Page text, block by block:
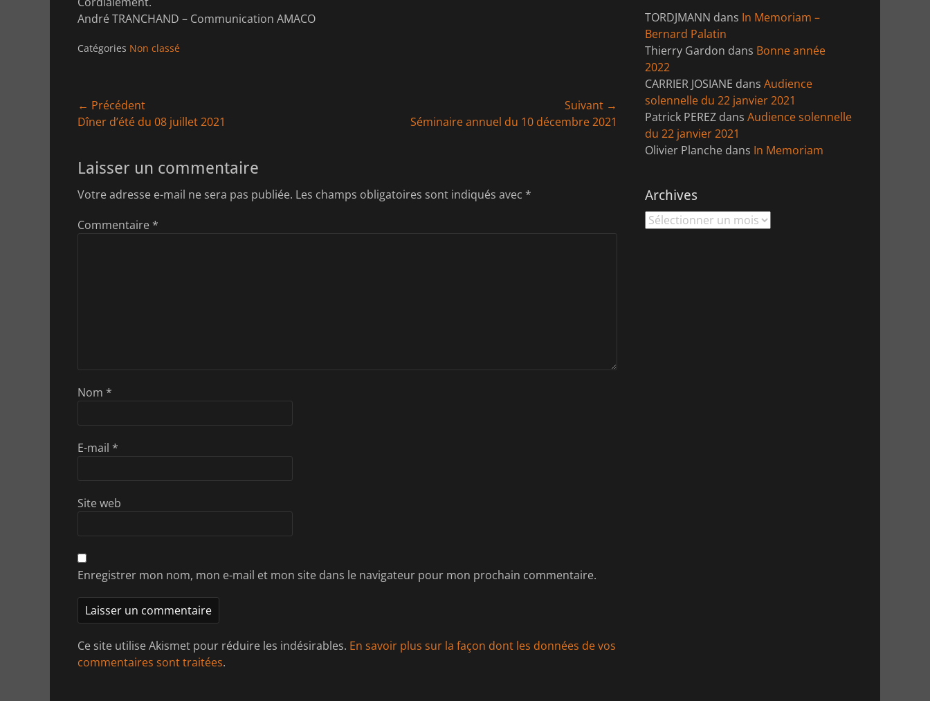
André TRANCHAND – Communication AMACO
Catégories Non classé
Navigation
de
l’article
← Précédent
Article
Dîner d’été du 08 juillet 2021
Suivant →
Séminaire annuel du 10 décembre 2021
Laisser un commentaire
Votre adresse e-mail ne sera pas publiée. Les champs obligatoires sont indiqués avec *
Commentaire *
Nom *
E-mail *
Site web
Enregistrer mon nom, mon e-mail et mon site dans le navigateur pour mon prochain commentaire.
Ce site utilise Akismet pour réduire les indésirables. En savoir plus sur la façon dont les données de vos
commentaires sont traitées.
TORDJMANN dans In Memoriam –
Bernard Palatin
Thierry Gardon dans Bonne année
2022
CARRIER JOSIANE dans Audience
solennelle du 22 janvier 2021
Patrick PEREZ dans Audience solennelle
du 22 janvier 2021
Olivier Planche dans In Memoriam
Archives
Archives